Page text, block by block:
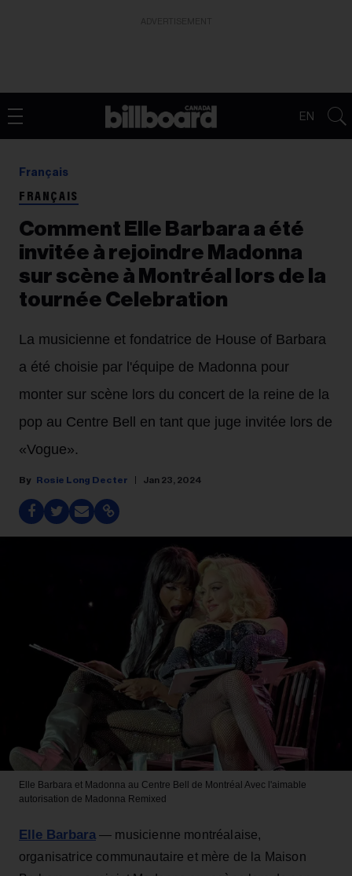
EN
Français
FRANÇAIS
Comment Elle Barbara a été
invitée à rejoindre Madonna
sur scène à Montréal lors de la
tournée Celebration
La musicienne et fondatrice de House of Barbara
a été choisie par l'équipe de Madonna pour
monter sur scène lors du concert de la reine de la
pop au Centre Bell en tant que juge invitée lors de
«Vogue».
Rosie Long Decter Jan 23, 2024
Elle Barbara et Madonna au Centre Bell de Montréal Avec l'aimable
autorisation de Madonna Remixed
Elle Barbara — musicienne montréalaise,
organisatrice communautaire et mère de la Maison